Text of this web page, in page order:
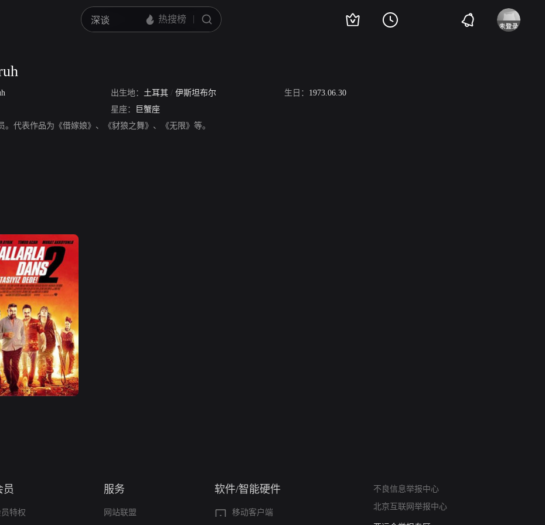
出生地： 土耳其 / 伊斯坦布尔 生日： 1973.06.30
星座：
巨蟹座
。代表作品为《借嫁娘》、《豺狼之舞》、《无限》等。
员
员特权
服务
网站联盟
软件/智能硬件
移动客户端
不良信息举报中心
北京互联网举报中心
算法推荐专项举报